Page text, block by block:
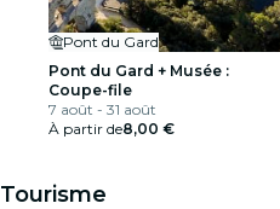
Pont du Gard
Pont du Gard + Musée :
Coupe-file
7 août - 31 août
À partir de8,00 €
Tourisme